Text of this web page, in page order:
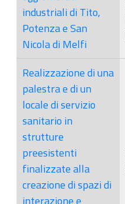
industriali di Tito,
Potenza e San
Nicola di Melfi
Realizzazione di una
palestra e di un
locale di servizio
sanitario in
strutture
preesistenti
finalizzate alla
creazione di spazi di
interazione e